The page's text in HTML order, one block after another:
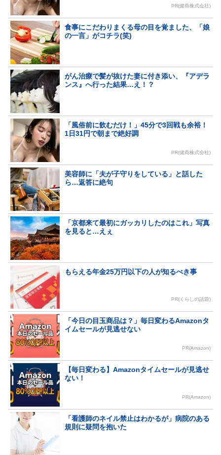
PR(健商株式会社)
食事にこだわりまくる母の目を覚ました、「娘
の一言」がコチラ(笑)
がん治療で髪が抜けた妻に付き添い、『アデラ
ンス』へ行った結果…え！？
「風俗前に飲むだけ！」45分で3回戦も余裕！
1日31円で朝まで絶好調
PR(健商株式会社)
美容師に「夫が子守りをしている」と話した
ら…返答に絶句
「京都来て最初にガッカリしたのはこれ」写真
を見ると…えぇ
もらえる年金25万円以下の人が知るべき事
PR(くらしの話題)
「今日の目玉商品は？」毎日変わるAmazonタ
イムセールが見逃せない
PR(Amazon)
【毎日変わる】Amazonタイムセールが見逃せ
ない！
PR(Amazon)
「看護師のネイル禁止はわかるが」病院のある
規則に疑問を抱いた